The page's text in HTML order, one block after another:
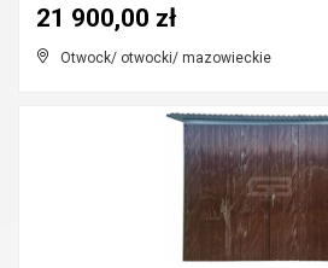
Otwock/ otwocki/ mazowieckie
21 900,00 zł